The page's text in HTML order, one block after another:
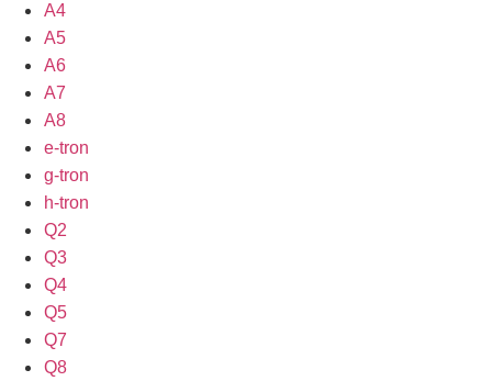
A4
A5
A6
A7
A8
e-tron
g-tron
h-tron
Q2
Q3
Q4
Q5
Q7
Q8